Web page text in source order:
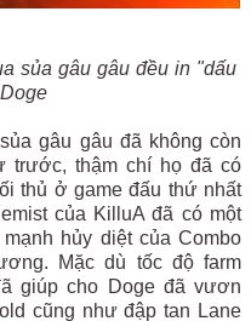
sủa gâu gâu đều in "dấu
gâu gâu đã không còn
trước, thậm chí họ đã có
thủ ở game đấu thứ nhất
của KilluA đã có một
hủy diệt của Combo
Mặc dù tốc độ farm
giúp cho Doge đã vươn
cũng như đập tan Lane